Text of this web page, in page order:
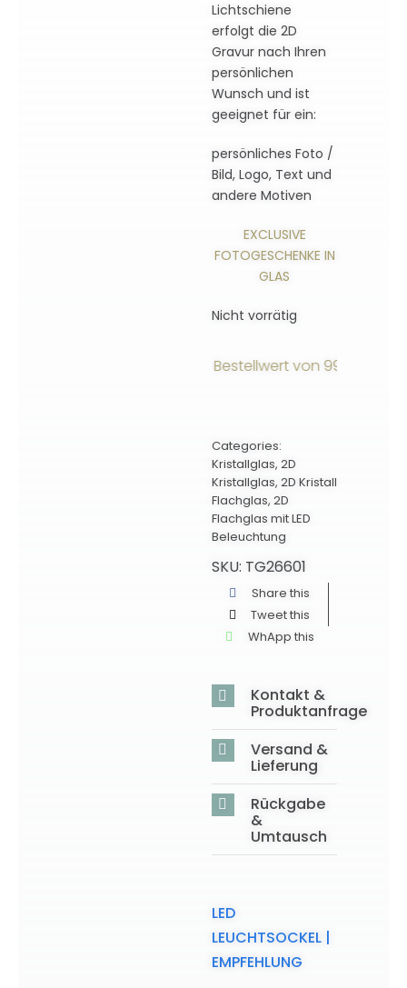
Lichtschiene
erfolgt die 2D
Gravur nach Ihren
persönlichen
Wunsch und ist
geeignet für ein:
persönliches Foto /
Bild, Logo, Text und
andere Motiven
EXCLUSIVE
FOTOGESCHENKE IN
GLAS
Nicht vorrätig
ab einem Bestellwert von 99€
Categories:
Kristallglas, 2D
Kristallglas, 2D Kristall
Flachglas, 2D
Flachglas mit LED
Beleuchtung
SKU: TG26601
Share this
Tweet this
WhApp this
Kontakt &
Produktanfrage
Versand &
Lieferung
Rückgabe
&
Umtausch
LED
LEUCHTSOCKEL |
EMPFEHLUNG